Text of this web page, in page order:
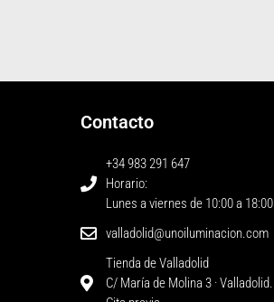
Contacto
+34 983 291 647
Horario:
Lunes a viernes de 10:00 a 18:00
valladolid@unoiluminacion.com
Tienda de Valladolid
C/ María de Molina 3 · Valladolid.